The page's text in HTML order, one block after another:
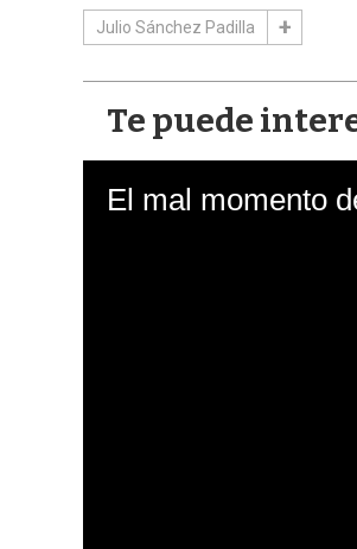
Julio Sánchez Padilla
Te puede